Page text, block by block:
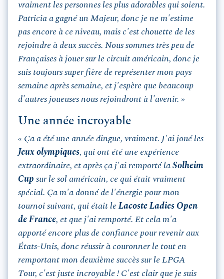
vraiment les personnes les plus adorables qui soient.
Patricia a gagné un Majeur, donc je ne m'estime
pas encore à ce niveau, mais c'est chouette de les
rejoindre à deux succès. Nous sommes très peu de
Françaises à jouer sur le circuit américain, donc je
suis toujours super fière de représenter mon pays
semaine après semaine, et j'espère que beaucoup
d'autres joueuses nous rejoindront à l'avenir. »
Une année incroyable
« Ça a été une année dingue, vraiment. J'ai joué les
Jeux olympiques, qui ont été une expérience
extraordinaire, et après ça j'ai remporté la Solheim
Cup sur le sol américain, ce qui était vraiment
spécial. Ça m'a donné de l'énergie pour mon
tournoi suivant, qui était le Lacoste Ladies Open
de France, et que j'ai remporté. Et cela m'a
apporté encore plus de confiance pour revenir aux
États-Unis, donc réussir à couronner le tout en
remportant mon deuxième succès sur le LPGA
Tour, c'est juste incroyable ! C'est clair que je suis